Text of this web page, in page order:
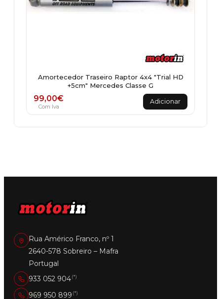
Amortecedor Traseiro Raptor 4x4 "Trial HD
+5cm" Mercedes Classe G
99,00€
Com Iva
Adicionar
Rua Américo Franco, nº 1
2640-578 Sobreiro – Mafra
Portugal
933 052 904(*)
969 950 899 (*)